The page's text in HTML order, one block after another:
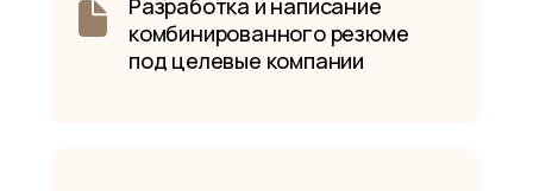
Разработка и написание
комбинированного резюме
под целевые компании